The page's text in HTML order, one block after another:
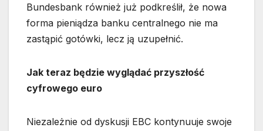
Bundesbank również już podkreślił, że nowa
forma pieniądza banku centralnego nie ma
zastąpić gotówki, lecz ją uzupełnić.
Jak teraz będzie wyglądać przyszłość
cyfrowego euro
Niezależnie od dyskusji EBC kontynuuje swoje